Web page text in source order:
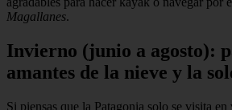
Magallanes.
Invierno (junio a agosto):
amantes de la nieve y la
Si piensas que la Patagonia solo se visita